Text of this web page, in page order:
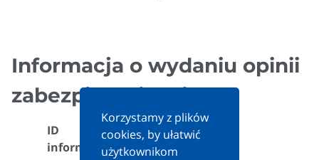
Informacja o wydaniu opinii
zabezpieczającej
ID
informacji:
631033
Korzystamy z plików
cookies, by ułatwić
użytkownikom